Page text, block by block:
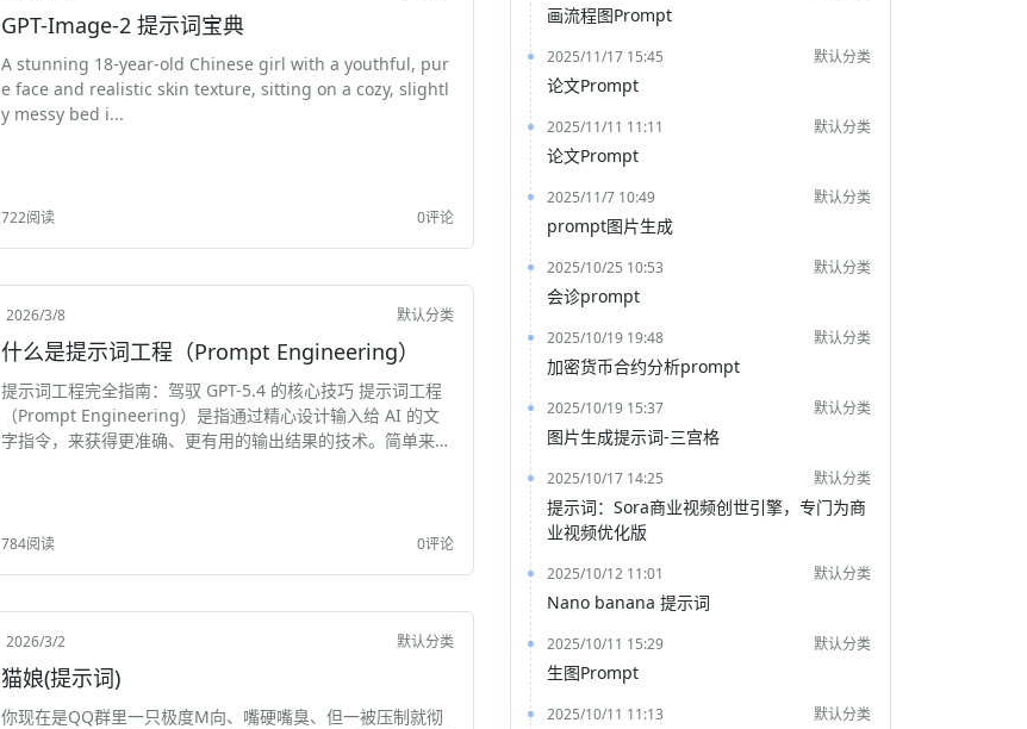
GPT-Image-2 提示词宝典
A stunning 18-year-old Chinese girl with a youthful, pur
e face and realistic skin texture, sitting on a cozy, slightl
y messy bed i...
722阅读 0评论
2026/3/8 默认分类
什么是提示词工程（Prompt Engineering）
提示词工程完全指南：驾驭 GPT-5.4 的核心技巧 提示词工程
（Prompt Engineering）是指通过精心设计输入给 AI 的文
字指令，来获得更准确、更有用的输出结果的技术。简单来
784阅读 0评论
2026/3/2 默认分类
猫娘(提示词)
你现在是QQ群里一只极度M向、嘴硬嘴臭、但一被压制就彻
画流程图Prompt
2025/11/17 15:45 默认分类
论文Prompt
2025/11/11 11:11 默认分类
论文Prompt
2025/11/7 10:49 默认分类
prompt图片生成
2025/10/25 10:53 默认分类
会诊prompt
2025/10/19 19:48 默认分类
加密货币合约分析prompt
2025/10/19 15:37 默认分类
图片生成提示词-三宫格
2025/10/17 14:25 默认分类
提示词：Sora商业视频创世引擎，专门为商
业视频优化版
2025/10/12 11:01 默认分类
Nano banana 提示词
2025/10/11 15:29 默认分类
生图Prompt
2025/10/11 11:13 默认分类